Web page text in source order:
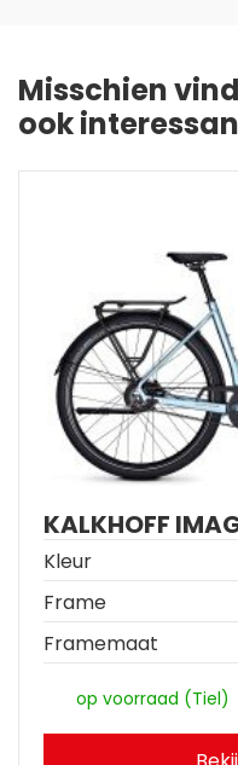
Misschien
ook
KALKHOFF
Kleur
Frame
Framemaat
op voorraad (Tiel)